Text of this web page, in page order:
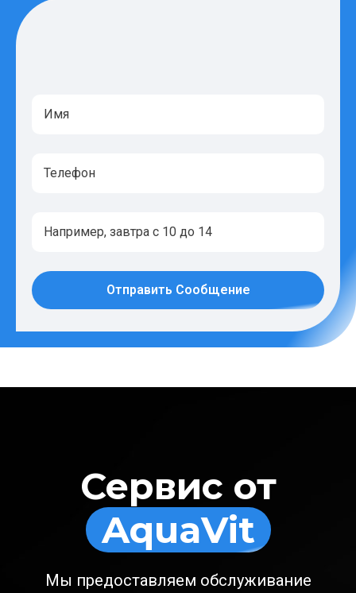
Отправить Сообщение
Сервис от
AquaVit
Мы предоставляем обслуживание